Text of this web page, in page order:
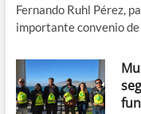
Fernando Ruhl Pérez,
importante convenio